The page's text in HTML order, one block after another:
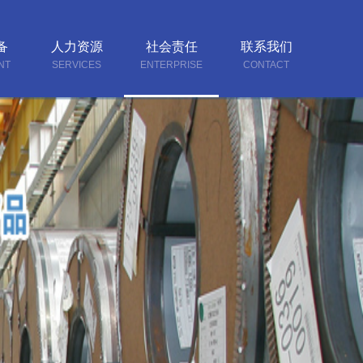
人力资源
SERVICES
社会责任
ENTERPRISE
联系我们
CONTACT